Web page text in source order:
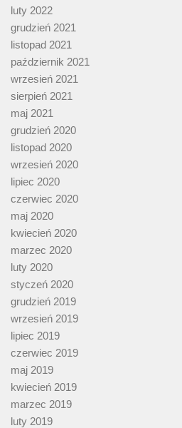
luty 2022
grudzień 2021
listopad 2021
październik 2021
wrzesień 2021
sierpień 2021
maj 2021
grudzień 2020
listopad 2020
wrzesień 2020
lipiec 2020
czerwiec 2020
maj 2020
kwiecień 2020
marzec 2020
luty 2020
styczeń 2020
grudzień 2019
wrzesień 2019
lipiec 2019
czerwiec 2019
maj 2019
kwiecień 2019
marzec 2019
luty 2019